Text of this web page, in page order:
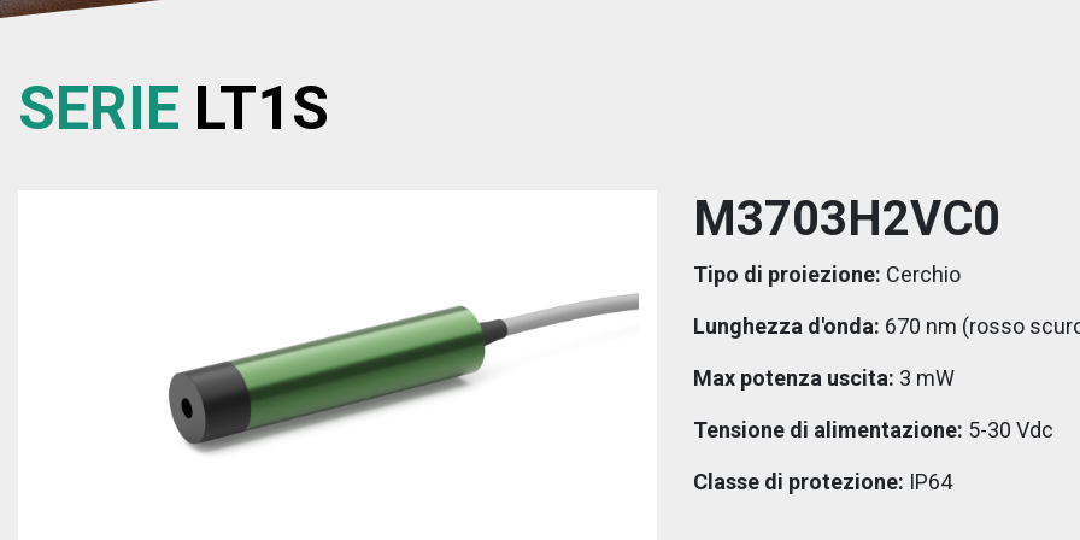
SERIE LT1S
M3703H2VC0
Tipo di proiezione: Cerchio
Lunghezza d'onda: 670 nm (rosso
Max potenza uscita: 3 mW
Tensione di alimentazione: 5-30 Vdc
Classe di protezione: IP64